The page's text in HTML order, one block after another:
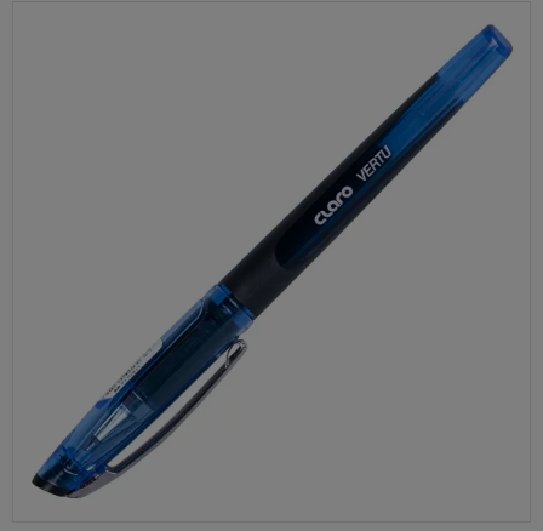
Wybierz coś dla siebie z naszej aktualnej oferty lub
zaloguj się, aby przywrócić dodane produkty do listy z
poprzedniej sesji.